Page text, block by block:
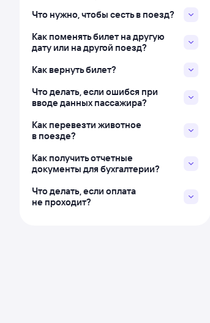
Что нужно, чтобы сесть в поезд?
Как поменять билет на другую
дату или на другой поезд?
Как вернуть билет?
Что делать, если ошибся при
вводе данных пассажира?
Как перевезти животное
в поезде?
Как получить отчетные
документы для бухгалтерии?
Что делать, если оплата
не проходит?